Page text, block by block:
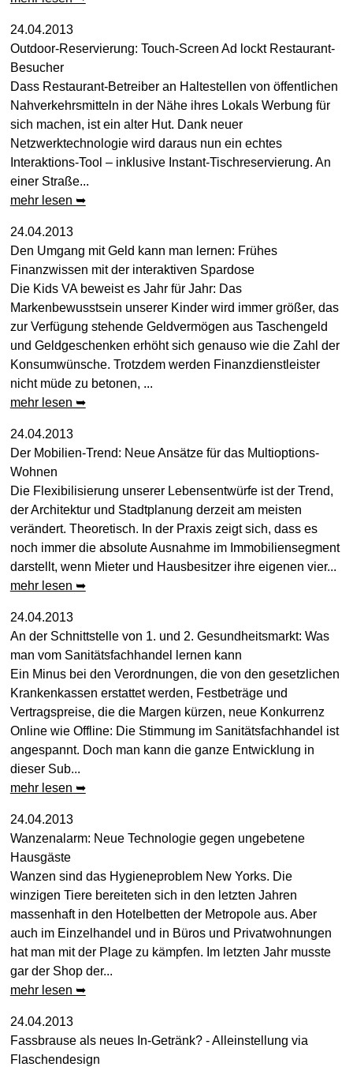
24.04.2013
Outdoor-Reservierung: Touch-Screen Ad lockt Restaurant-
Besucher
Dass Restaurant-Betreiber an Haltestellen von öffentlichen
Nahverkehrsmitteln in der Nähe ihres Lokals Werbung für
sich machen, ist ein alter Hut. Dank neuer
Netzwerktechnologie wird daraus nun ein echtes
Interaktions-Tool – inklusive Instant-Tischreservierung. An
einer Straße...
mehr lesen ➥
24.04.2013
Den Umgang mit Geld kann man lernen: Frühes
Finanzwissen mit der interaktiven Spardose
Die Kids VA beweist es Jahr für Jahr: Das
Markenbewusstsein unserer Kinder wird immer größer, das
zur Verfügung stehende Geldvermögen aus Taschengeld
und Geldgeschenken erhöht sich genauso wie die Zahl der
Konsumwünsche. Trotzdem werden Finanzdienstleister
nicht müde zu betonen, ...
mehr lesen ➥
24.04.2013
Der Mobilien-Trend: Neue Ansätze für das Multioptions-
Wohnen
Die Flexibilisierung unserer Lebensentwürfe ist der Trend,
der Architektur und Stadtplanung derzeit am meisten
verändert. Theoretisch. In der Praxis zeigt sich, dass es
noch immer die absolute Ausnahme im Immobiliensegment
darstellt, wenn Mieter und Hausbesitzer ihre eigenen vier...
mehr lesen ➥
24.04.2013
An der Schnittstelle von 1. und 2. Gesundheitsmarkt: Was
man vom Sanitätsfachhandel lernen kann
Ein Minus bei den Verordnungen, die von den gesetzlichen
Krankenkassen erstattet werden, Festbeträge und
Vertragspreise, die die Margen kürzen, neue Konkurrenz
Online wie Offline: Die Stimmung im Sanitätsfachhandel ist
angespannt. Doch man kann die ganze Entwicklung in
dieser Sub...
mehr lesen ➥
24.04.2013
Wanzenalarm: Neue Technologie gegen ungebetene
Hausgäste
Wanzen sind das Hygieneproblem New Yorks. Die
winzigen Tiere bereiteten sich in den letzten Jahren
massenhaft in den Hotelbetten der Metropole aus. Aber
auch im Einzelhandel und in Büros und Privatwohnungen
hat man mit der Plage zu kämpfen. Im letzten Jahr musste
gar der Shop der...
mehr lesen ➥
24.04.2013
Fassbrause als neues In-Getränk? - Alleinstellung via
Flaschendesign